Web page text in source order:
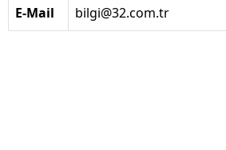
E-Mail bilgi@32.com.tr